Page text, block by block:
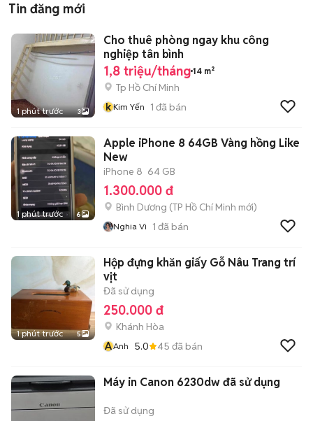
Tin đăng mới
1 phút trước 3
Cho thuê phòng ngay khu công
nghiệp tân bình
1,8 triệu/tháng 14 m²
Tp Hồ Chí Minh
k Kim Yến 1 đã bán
1 phút trước 6
Apple iPhone 8 64GB Vàng hồng Like
New
iPhone 8 64 GB
1.300.000 đ
Bình Dương (TP Hồ Chí Minh mới)
Nghia Vi 1 đã bán
1 phút trước 5
Hộp đựng khăn giấy Gỗ Nâu Trang trí
vịt
Đã sử dụng
250.000 đ
Khánh Hòa
AAnh 5.0 45 đã bán
Máy in Canon 6230dw đã sử dụng
Đã sử dụng